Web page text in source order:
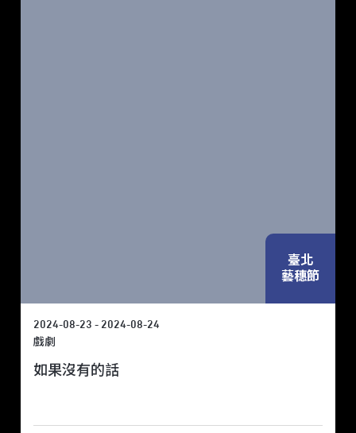
臺北
藝穗節
2024-08-23 - 2024-08-24
戲劇
如果沒有的話